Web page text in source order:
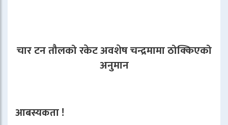
चार टन तौलको रकेट अवशेष चन्द्रमामा ठोक्किएको
अनुमान
आबस्यकता !